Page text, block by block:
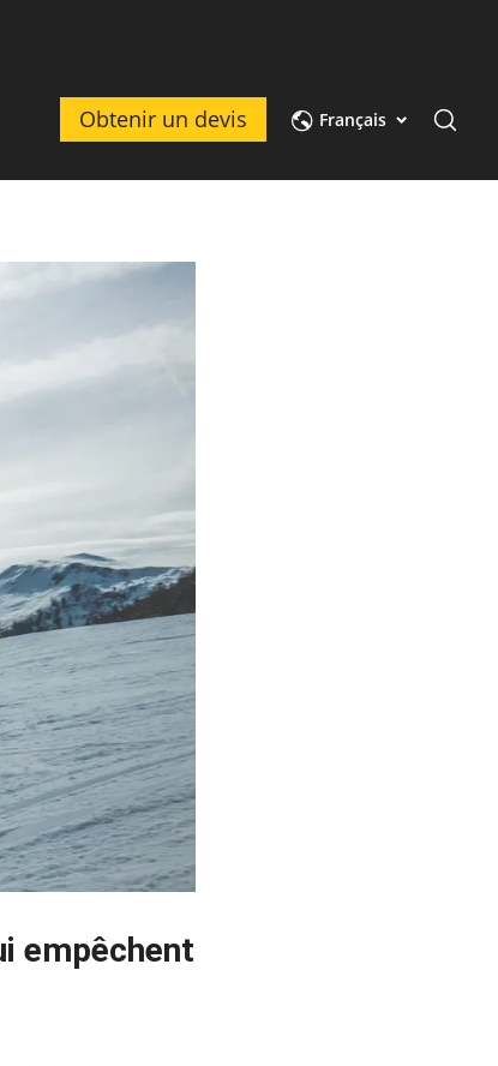
Obtenir un devis Français
empêchent